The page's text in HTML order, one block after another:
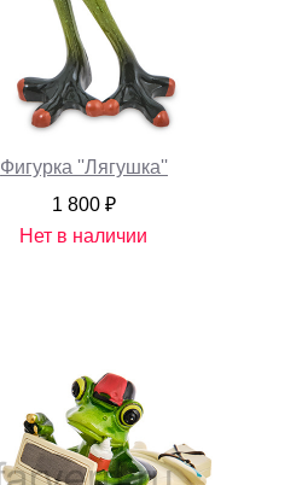
Фигурка ''Лягушка''
1 800 ₽
Нет в наличии